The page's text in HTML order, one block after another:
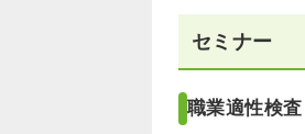
セミナー
職業適性検